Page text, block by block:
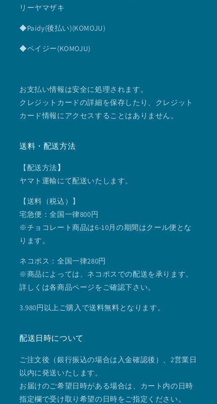
リーヤマザキ
◆Paidy(後払い)(KOMOJU)
◆ペイジー(KOMOJU)
お支払い情報は安全に処理されます。
クレジットカードの詳細を保存したり、クレジット
カード情報にアクセスすることはありません。
送料・配送方法
【配送方法】
ヤマト運輸にて配送いたします。
【送料（税込）】
宅急便：全国一律800円
※チョコレート商品は6-10月の期間はクール便とな
ります。
ネコポス：全国一律280円
※商品によっては、ネコポスでの配送を承ります。
詳しくは各商品ページをご確認下さい。
3.980円以上ご購入で送料無料となります。
配送日時について
ご注文後（銀行振込の場合は入金確認後）、2営業日
以内に発送いたします。
お届けのご希望日時がある場合は、カート内の日時
指定欄で受け取り希望の日時をご指定ください。